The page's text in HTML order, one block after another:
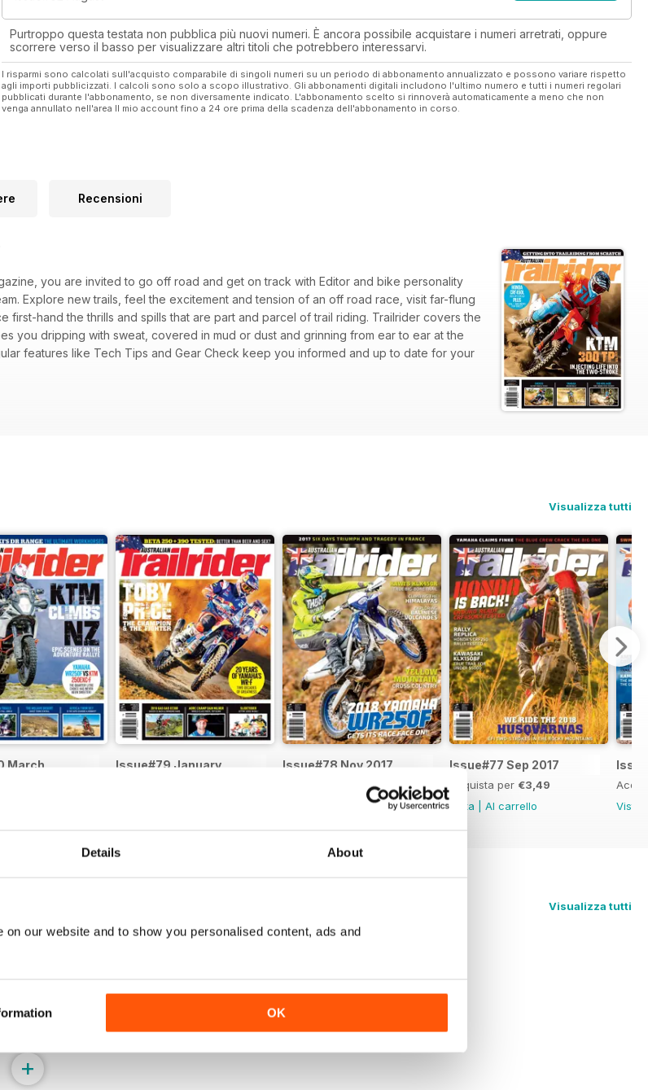
Details About
our website and to show you personalised content, ads and
OK
Purtroppo questa testata non pubblica più nuovi numeri. È ancora possibile acquistare i numeri arretrati, oppure
scorrere verso il basso per visualizzare altri titoli che potrebbero interessarvi.
I risparmi sono calcolati sull'acquisto comparabile di singoli numeri su un periodo di abbonamento annualizzato e possono variare rispetto
agli importi pubblicizzati. I calcoli sono solo a scopo illustrativo. Gli abbonamenti digitali includono l'ultimo numero e tutti i numeri regolari
pubblicati durante l'abbonamento, se non diversamente indicato. L'abbonamento scelto si rinnoverà automaticamente a meno che non
venga annullato nell'area Il mio account fino a 24 ore prima della scadenza dell'abbonamento in corso.
Recensioni
you are invited to go off road and get on track with Editor and bike personality
Explore new trails, feel the excitement and tension of an off road race, visit far-flung
first-hand the thrills and spills that are part and parcel of trail riding. Trailrider covers the
you dripping with sweat, covered in mud or dust and grinning from ear to ear at the
features like Tech Tips and Gear Check keep you informed and up to date for your
Visualizza tutti
March Issue#79 January Issue#78 Nov 2017
€4,99
Al carrello
Issue#77 Sep 2017
Acquista per €3,49
Vista
Al carrello
Vista
Visualizza tutti
+